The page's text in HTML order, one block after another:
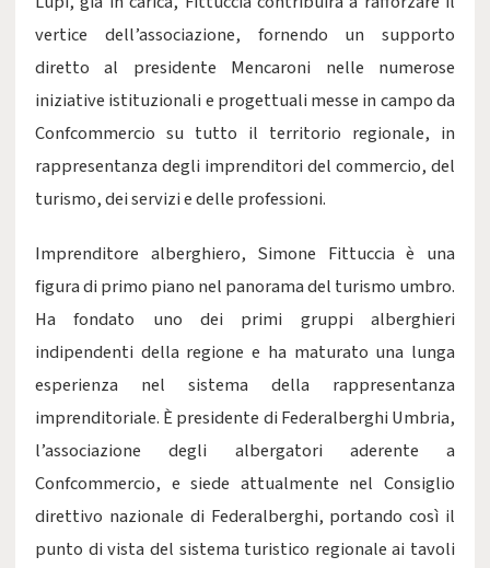
vertice dell’associazione, fornendo un supporto
diretto al presidente Mencaroni nelle numerose
iniziative istituzionali e progettuali messe in campo da
Confcommercio su tutto il territorio regionale, in
rappresentanza degli imprenditori del commercio, del
turismo, dei servizi e delle professioni.
Imprenditore alberghiero, Simone Fittuccia è una
figura di primo piano nel panorama del turismo umbro.
Ha fondato uno dei primi gruppi alberghieri
indipendenti della regione e ha maturato una lunga
esperienza nel sistema della rappresentanza
imprenditoriale. È presidente di Federalberghi Umbria,
l’associazione degli albergatori aderente a
Confcommercio, e siede attualmente nel Consiglio
direttivo nazionale di Federalberghi, portando così il
punto di vista del sistema turistico regionale ai tavoli